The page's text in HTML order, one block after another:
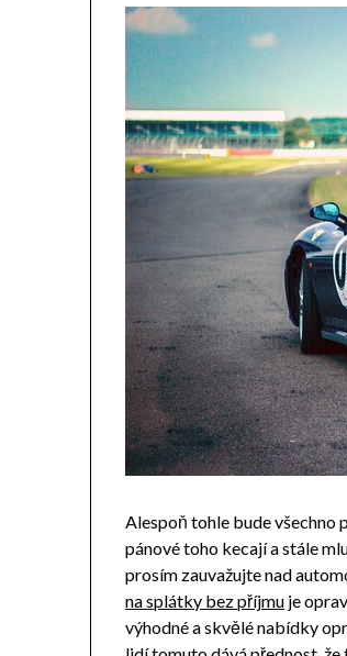
Alespoň tohle bude všechno
pánové toho kecají a stále
prosím zauvažujte nad
na splátky bez příjmu je
výhodné a skvělé nabídky